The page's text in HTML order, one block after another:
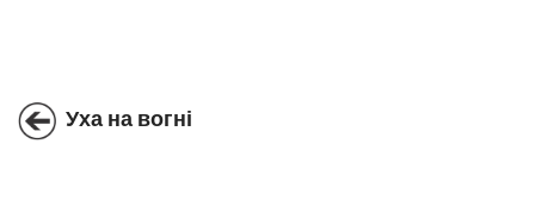
Уха на вогні